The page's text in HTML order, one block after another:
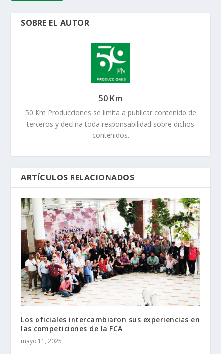
SOBRE EL AUTOR
50 Km
50 Km Producciones se limita a publicar contenido de
terceros y declina toda responsabilidad sobre dichos
contenidos.
ARTÍCULOS RELACIONADOS
Los oficiales intercambiaron sus experiencias en
las competiciones de la FCA
mayo 11, 2025